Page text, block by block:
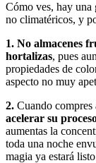
Cómo ves, hay una
no climatéricos, y
1. No almacenes
hortalizas, pues
propiedades de
aspecto no muy
2. Cuando compres
acelerar su
aumentas la
toda una noche
magia ya estará